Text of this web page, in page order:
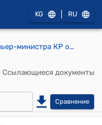
KG RU
Распоряжение Премьер-министра КР от 17 января 2013 года № 12 (О членах правления открытого акционерного общества "Кыргызнефтегаз")
Ссылающиеся документы
Сравнение